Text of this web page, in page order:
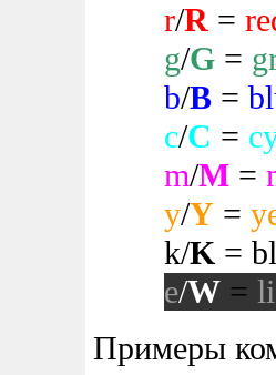
r/R =
g/G =
b/B =
c/C =
m/M =
y/Y =
k/K=
e/W =
Примеры